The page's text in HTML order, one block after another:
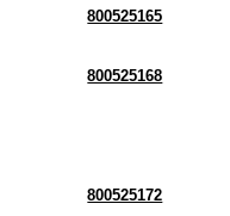
800525165
800525168
800525172